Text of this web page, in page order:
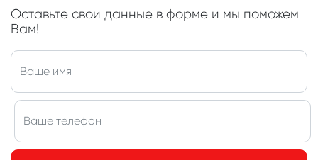
Оставьте свои данные в форме и мы поможем
Вам!